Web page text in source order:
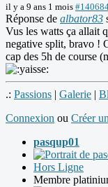
il y a 9 ans 1 mois
Réponse de albator83
Vus les watts ça allait
negative split, bravo !
cap des 5h de course
.: Passions | Galerie |
Connexion ou Créer
pasqup01
Hors Ligne
Membre